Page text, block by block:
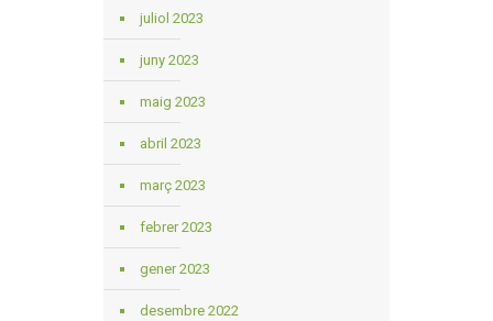
juliol 2023
juny 2023
maig 2023
abril 2023
març 2023
febrer 2023
gener 2023
desembre 2022